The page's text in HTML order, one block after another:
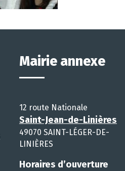
Mairie annexe
12 route Nationale
Saint-Jean-de-Linières
49070 SAINT-LÉGER-DE-
LINIÈRES
Horaires d’ouverture